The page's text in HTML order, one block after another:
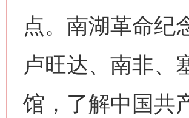
点。南湖革命纪
卢旺达、南非、
馆，了解中国共